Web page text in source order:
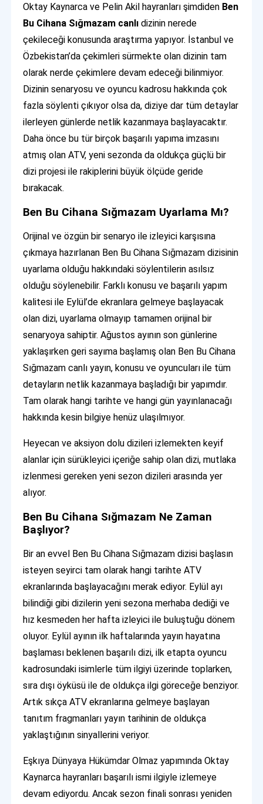
Oktay Kaynarca ve Pelin Akil hayranları şimdiden Ben
Bu Cihana Sığmazam canlı dizinin nerede
çekileceği konusunda araştırma yapıyor. İstanbul ve
Özbekistan’da çekimleri sürmekte olan dizinin tam
olarak nerde çekimlere devam edeceği bilinmiyor.
Dizinin senaryosu ve oyuncu kadrosu hakkında çok
fazla söylenti çıkıyor olsa da, diziye dar tüm detaylar
ilerleyen günlerde netlik kazanmaya başlayacaktır.
Daha önce bu tür birçok başarılı yapıma imzasını
atmış olan ATV, yeni sezonda da oldukça güçlü bir
dizi projesi ile rakiplerini büyük ölçüde geride
bırakacak.
Ben Bu Cihana Sığmazam Uyarlama Mı?
Orijinal ve özgün bir senaryo ile izleyici karşısına
çıkmaya hazırlanan Ben Bu Cihana Sığmazam dizisinin
uyarlama olduğu hakkındaki söylentilerin asılsız
olduğu söylenebilir. Farklı konusu ve başarılı yapım
kalitesi ile Eylül’de ekranlara gelmeye başlayacak
olan dizi, uyarlama olmayıp tamamen orijinal bir
senaryoya sahiptir. Ağustos ayının son günlerine
yaklaşırken geri sayıma başlamış olan Ben Bu Cihana
Sığmazam canlı yayın, konusu ve oyuncuları ile tüm
detayların netlik kazanmaya başladığı bir yapımdır.
Tam olarak hangi tarihte ve hangi gün yayınlanacağı
hakkında kesin bilgiye henüz ulaşılmıyor.
Heyecan ve aksiyon dolu dizileri izlemekten keyif
alanlar için sürükleyici içeriğe sahip olan dizi, mutlaka
izlenmesi gereken yeni sezon dizileri arasında yer
alıyor.
Ben Bu Cihana Sığmazam Ne Zaman
Başlıyor?
Bir an evvel Ben Bu Cihana Sığmazam dizisi başlasın
isteyen seyirci tam olarak hangi tarihte ATV
ekranlarında başlayacağını merak ediyor. Eylül ayı
bilindiği gibi dizilerin yeni sezona merhaba dediği ve
hız kesmeden her hafta izleyici ile buluştuğu dönem
oluyor. Eylül ayının ilk haftalarında yayın hayatına
başlaması beklenen başarılı dizi, ilk etapta oyuncu
kadrosundaki isimlerle tüm ilgiyi üzerinde toplarken,
sıra dışı öyküsü ile de oldukça ilgi göreceğe benziyor.
Artık sıkça ATV ekranlarına gelmeye başlayan
tanıtım fragmanları yayın tarihinin de oldukça
yaklaştığının sinyallerini veriyor.
Eşkıya Dünyaya Hükümdar Olmaz yapımında Oktay
Kaynarca hayranları başarılı ismi ilgiyle izlemeye
devam ediyordu. Ancak sezon finali sonrası yeniden